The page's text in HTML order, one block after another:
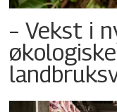
– Vekst i
økologiske